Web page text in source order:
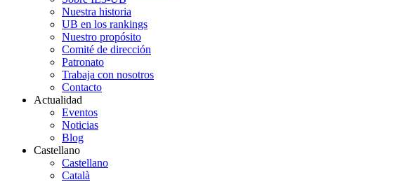
Nuestra historia
UB en los rankings
Nuestro propósito
Comité de dirección
Patronato
Trabaja con nosotros
Contacto
Actualidad
Eventos
Noticias
Blog
Castellano
Castellano
Català